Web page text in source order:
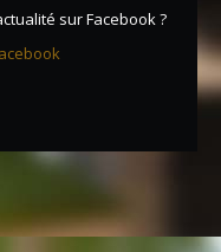
sur Facebook ?